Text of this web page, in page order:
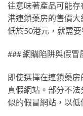
往意味著產品可能
港連鎖藥房的售價
低於50港元，就需要
### 網購陷阱與假冒
即使選擇在連鎖藥
真假網站。部分不
似的假冒網站，以低